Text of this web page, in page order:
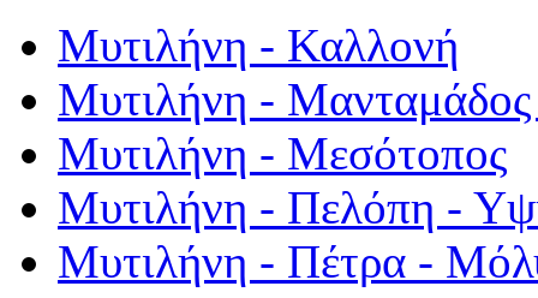
Μυτιλήνη - Καλλονή
Μυτιλήνη - Μανταμάδος
Μυτιλήνη - Μεσότοπος
Μυτιλήνη - Πελόπη -
Μυτιλήνη - Πέτρα -